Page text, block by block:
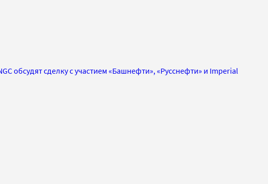
обсудят сделку с участием «Башнефти», «Русснефти» и Imperial